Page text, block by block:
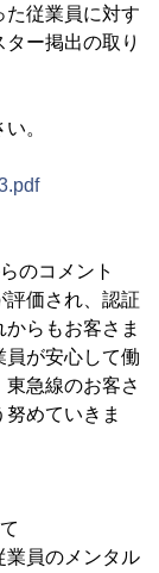
た従業員に対す
ー掲出の取り
。
のコメント
評価され、認証
らもお客さま
員が安心して働
急線のお客さ
めていきま
業員のメンタル